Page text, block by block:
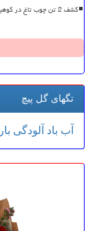
کشف 2 تن چوب تاغ در کوهپایه اصفهان طی 24 ساعت اخیر 8 نفر دستگیر شدند
تگهای گل پیچ
آب باد آلودگی